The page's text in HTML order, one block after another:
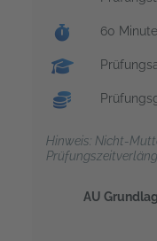
60
Hinweis: Nicht-
AU